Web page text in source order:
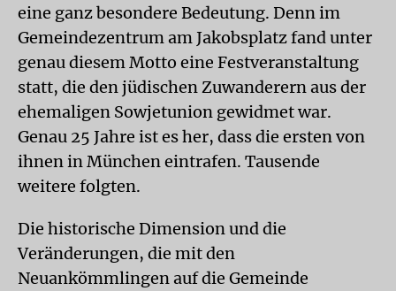
eine ganz besondere Bedeutung. Denn im
Gemeindezentrum am Jakobsplatz fand unter
genau diesem Motto eine Festveranstaltung
statt, die den jüdischen Zuwanderern aus der
ehemaligen Sowjetunion gewidmet war.
Genau 25 Jahre ist es her, dass die ersten von
ihnen in München eintrafen. Tausende
weitere folgten.
Die historische Dimension und die
Veränderungen, die mit den
Neuankömmlingen auf die Gemeinde